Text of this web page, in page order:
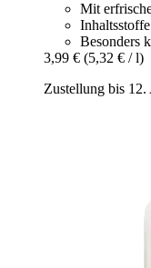
Mit
Besonders
3,99 € (5,32 € / l)
Zustellung bis 12.